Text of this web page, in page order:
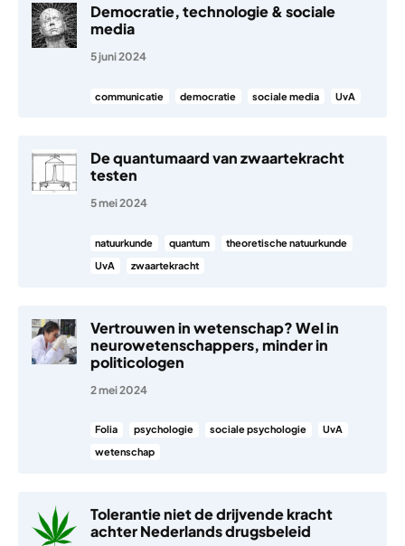
Democratie, technologie & sociale
media
5 juni 2024
communicatie democratie sociale media UvA
De quantumaard van zwaartekracht
testen
5 mei 2024
natuurkunde quantum
theoretische natuurkunde
UvA
zwaartekracht
Vertrouwen in wetenschap? Wel in
neurowetenschappers, minder in
politicologen
2 mei 2024
Folia psychologie sociale psychologie
UvA
wetenschap
Tolerantie niet de drijvende kracht
achter Nederlands drugsbeleid